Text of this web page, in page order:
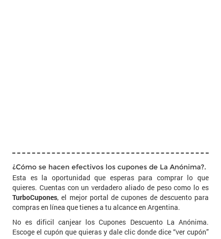
¿Cómo se hacen efectivos los cupones de La Anónima?.
Esta es la oportunidad que esperas para comprar lo que
quieres. Cuentas con un verdadero aliado de peso como lo es
TurboCupones, el mejor portal de cupones de descuento para
compras en línea que tienes a tu alcance en Argentina.
No es dificil canjear los Cupones Descuento La Anónima.
Escoge el cupón que quieras y dale clic donde dice “ver cupón”